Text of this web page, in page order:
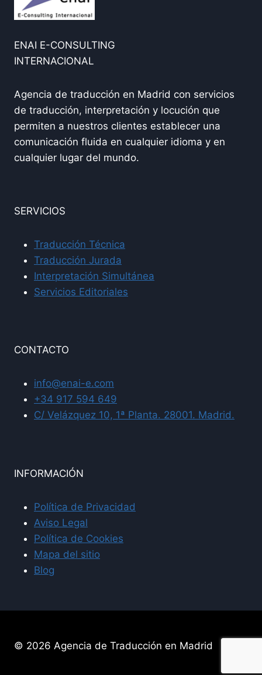
ENAI E-CONSULTING
INTERNACIONAL
Agencia de traducción en Madrid con servicios
de traducción, interpretación y locución que
permiten a nuestros clientes establecer una
comunicación fluida en cualquier idioma y en
cualquier lugar del mundo.
SERVICIOS
Traducción Técnica
Traducción Jurada
Interpretación Simultánea
Servicios Editoriales
CONTACTO
info@enai-e.com
+34 917 594 649
C/ Velázquez 10, 1ª Planta. 28001. Madrid.
INFORMACIÓN
Política de Privacidad
Aviso Legal
Política de Cookies
Mapa del sitio
Blog
© 2026 Agencia de Traducción en Madrid